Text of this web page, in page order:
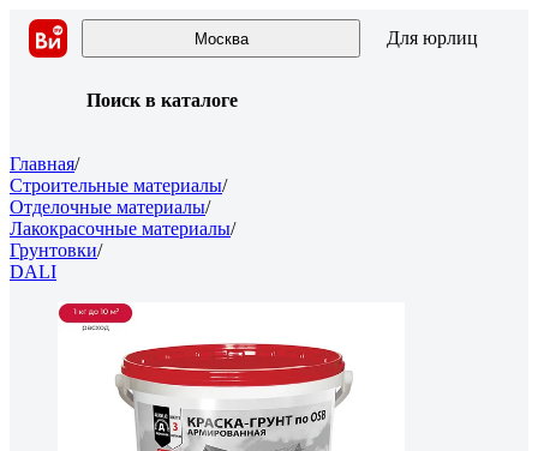
Москва Для юрлиц
Поиск в каталоге
Главная/
Строительные материалы/
Отделочные материалы/
Лакокрасочные материалы/
Грунтовки/
DALI